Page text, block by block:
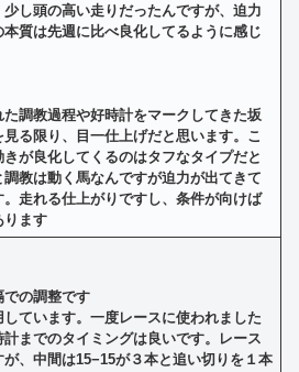
し頭の高い走りだったんですが、迫力
質は先週に比べ良化してるように感じ
た調教過程や好時計をマークしてきた坂
る限り、目一仕上げだと思います。こ
が良化してくるのはタフなタイプだと
教は動く馬なんですが迫力が出てきて
走れる仕上がりですし、条件が向けば
ります
での調整です
しています。一度レースに使われました
までのタイミングは良いです。レース
、中間は15−15が３本と追い切りを１本